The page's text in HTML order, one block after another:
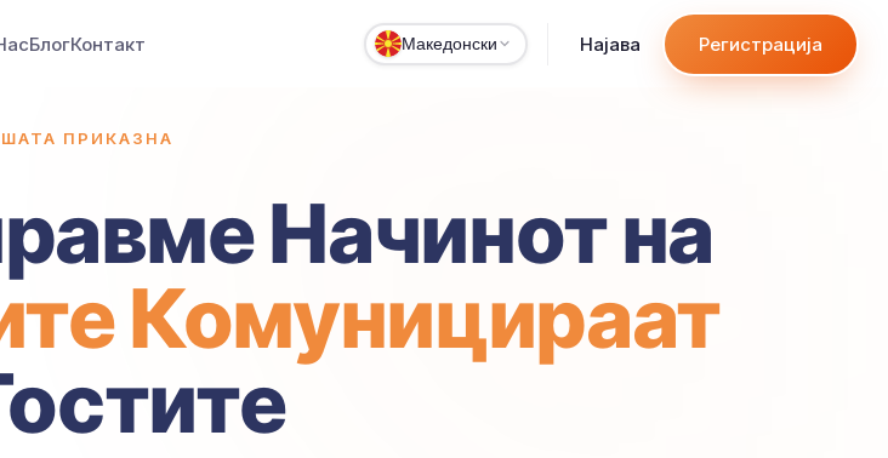
БлогКонтакт Македонски Најава Регистрација
ПРИКАЗНА
Начинот на
Комуницираат